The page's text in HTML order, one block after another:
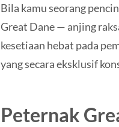
Bila kamu seorang
Great Dane — anjing
kesetiaan hebat pada
yang secara eksklusif
Peternak